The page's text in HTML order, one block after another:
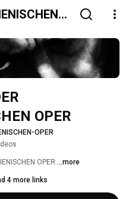
OPER
OPER
OPER ...more
4 more links